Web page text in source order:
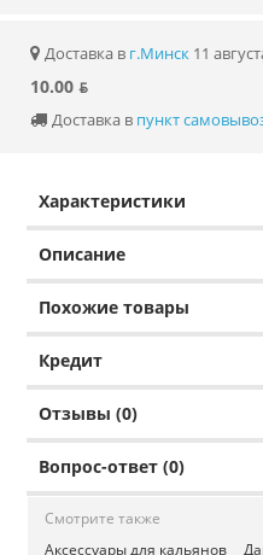
Доставка в г.Минск 11
10.00 ƃ
Доставка в пункт
Характеристики
Описание
Похожие товары
Кредит
Отзывы (0)
Вопрос-ответ (0)
Смотрите также
Аксессуары для кальянов